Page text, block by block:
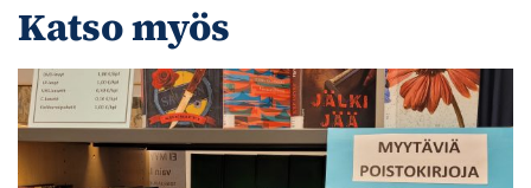
Katso myös